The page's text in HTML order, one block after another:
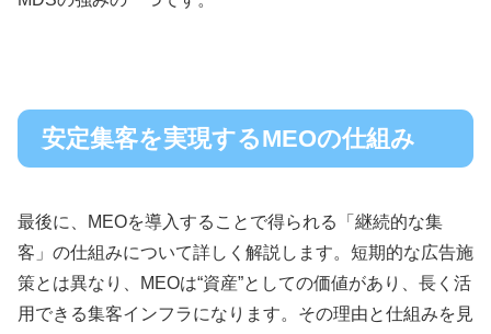
安定集客を実現するMEOの仕組み
最後に、MEOを導入することで得られる「継続的な集
客」の仕組みについて詳しく解説します。短期的な広告施
策とは異なり、MEOは“資産”としての価値があり、長く活
用できる集客インフラになります。その理由と仕組みを見